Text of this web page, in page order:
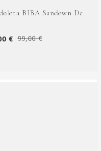
BIBA Sandown De
€ 99,00 €